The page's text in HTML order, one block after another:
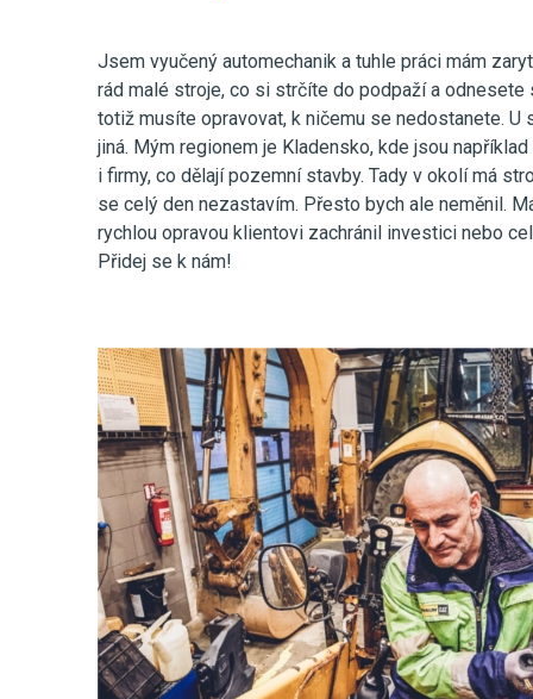
Jsem vyučený automechanik a tuhle práci mám
rád malé stroje, co si strčíte do podpaží a odnesete
totiž musíte opravovat, k ničemu se nedostanete. U
jiná. Mým regionem je Kladensko, kde jsou
i firmy, co dělají pozemní stavby. Tady v okolí má
se celý den nezastavím. Přesto bych ale neměnil.
rychlou opravou klientovi zachránil investici nebo
Přidej se k nám!